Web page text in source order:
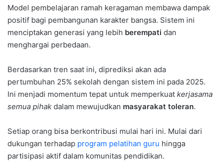
Model pembelajaran ramah keragaman membawa dampak
positif bagi pembangunan karakter bangsa. Sistem ini
menciptakan generasi yang lebih berempati dan
menghargai perbedaan.
Berdasarkan tren saat ini, diprediksi akan ada
pertumbuhan 25% sekolah dengan sistem ini pada 2025.
Ini menjadi momentum tepat untuk memperkuat kerjasama
semua pihak dalam mewujudkan masyarakat toleran.
Setiap orang bisa berkontribusi mulai hari ini. Mulai dari
dukungan terhadap program pelatihan guru hingga
partisipasi aktif dalam komunitas pendidikan.